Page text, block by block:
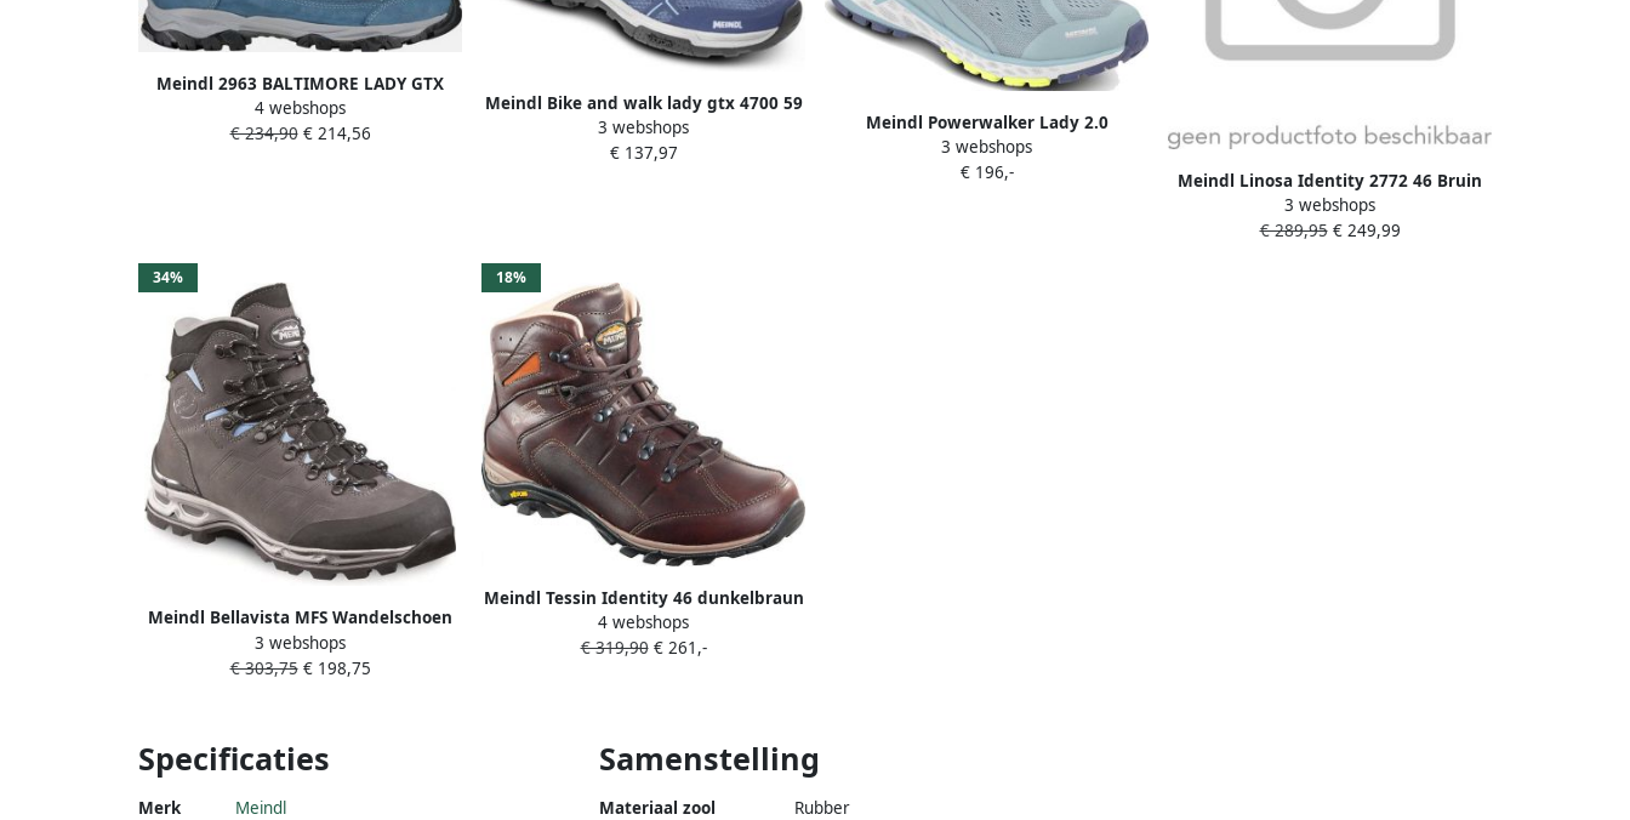
Meindl 2963 BALTIMORE LADY GTX
Volwassenen Dames
wandelschoenenHalf-hoge
4 webshops
€ 234,90€ 214,56
Meindl Bike and walk lady gtx 4700 59
Graphit tuerkis
3 webshops
€ 137,97
Meindl Powerwalker Lady 2.0
Wandelschoen Dames waterdichte
lage wandelschoenen Jeans Aquamarin
3 webshops
€ 196,-
Meindl Linosa Identity 2772 46 Bruin
Goretex BergWandelschoen Bruin
3 webshops
€ 289,95€ 249,99
34%
Meindl Bellavista MFS Wandelschoen
Dames waterdichte mid
wandelschoenen anthrazit azur
3 webshops
€ 303,75€ 198,75
18%
Meindl Tessin Identity 46 dunkelbraun
Schoenen Wandelschoenen Halfhoge
schoenen
4 webshops
€ 319,90€ 261,-
Specificaties
Merk Meindl
Samenstelling
Materiaal zool
Rubber